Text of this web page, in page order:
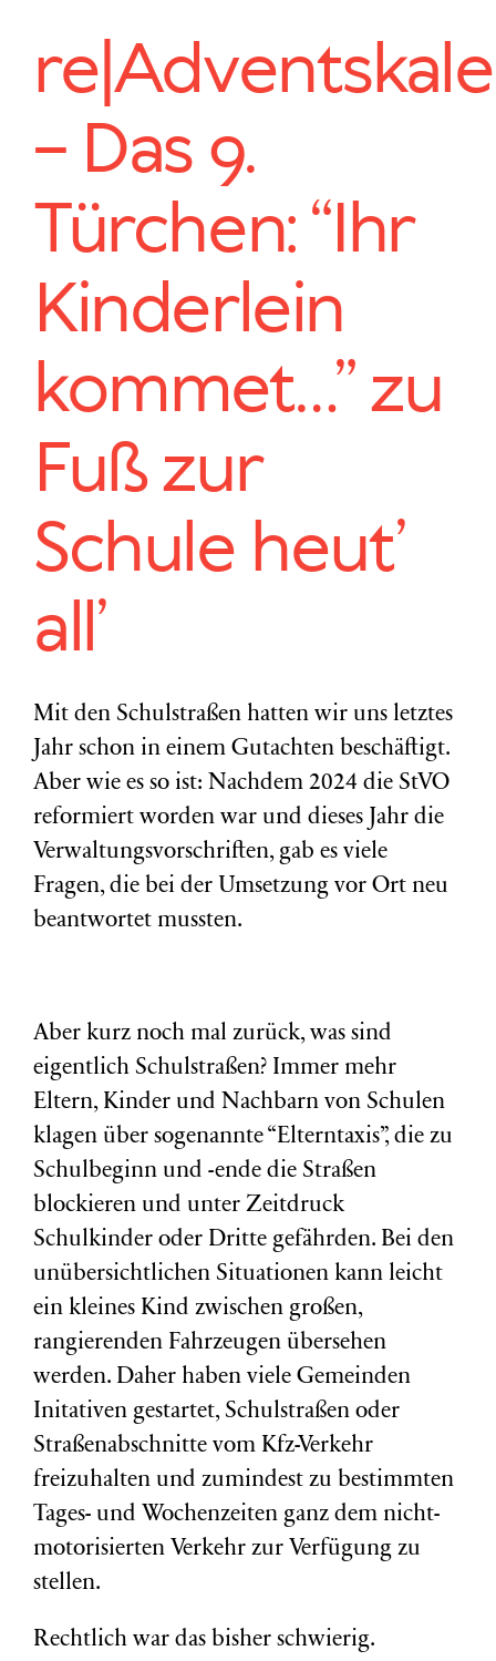
– Das 9.
Türchen: “Ihr
Kinderlein
kommet…” zu
Fuß zur
Schule heut’
all’
Mit den Schulstraßen hatten wir uns letztes
Jahr schon in einem Gutachten beschäftigt.
Aber wie es so ist: Nachdem 2024 die StVO
reformiert worden war und dieses Jahr die
Verwaltungsvorschriften, gab es viele
Fragen, die bei der Umsetzung vor Ort neu
beantwortet mussten.
Aber kurz noch mal zurück, was sind
eigentlich Schulstraßen? Immer mehr
Eltern, Kinder und Nachbarn von Schulen
klagen über sogenannte “Elterntaxis”, die zu
Schulbeginn und -ende die Straßen
blockieren und unter Zeitdruck
Schulkinder oder Dritte gefährden. Bei den
unübersichtlichen Situationen kann leicht
ein kleines Kind zwischen großen,
rangierenden Fahrzeugen übersehen
werden. Daher haben viele Gemeinden
Initativen gestartet, Schulstraßen oder
Straßenabschnitte vom Kfz-Verkehr
freizuhalten und zumindest zu bestimmten
Tages- und Wochenzeiten ganz dem nicht-
motorisierten Verkehr zur Verfügung zu
stellen.
Rechtlich war das bisher schwierig.